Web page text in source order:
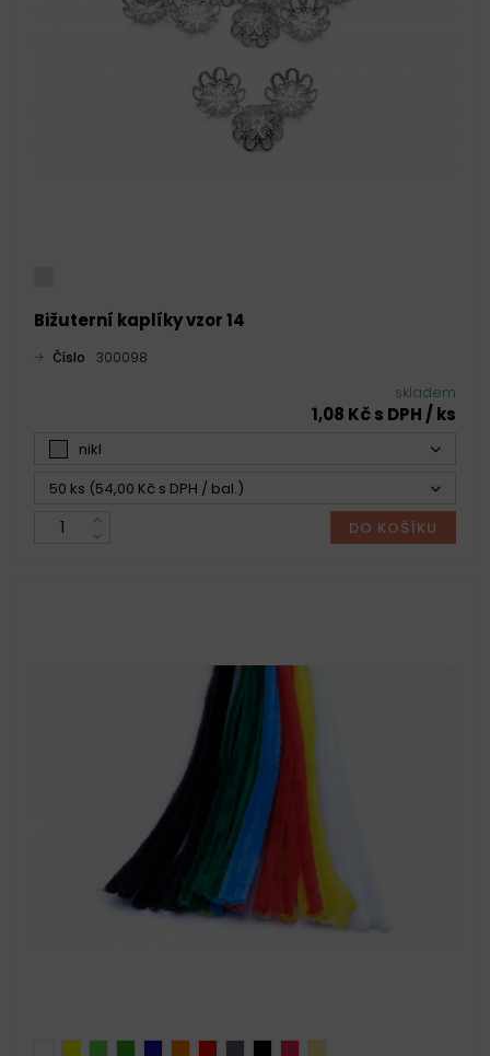
Bižuterní kaplíky vzor 14
Číslo 300098
skladem
1,08 Kč s DPH / ks
nikl
50 ks (54,00 Kč s DPH / bal.)
DO KOŠÍKU